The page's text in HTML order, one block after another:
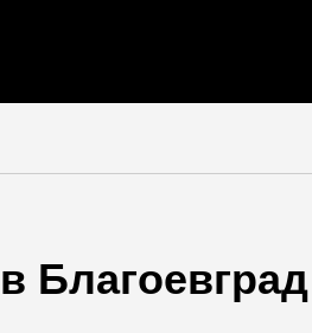
Благоевград